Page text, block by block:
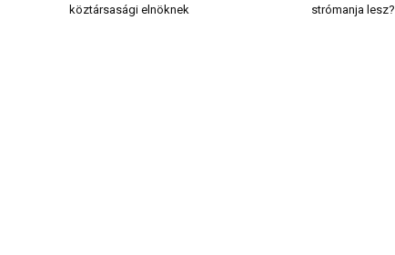
köztársasági elnöknek
strómanja lesz?